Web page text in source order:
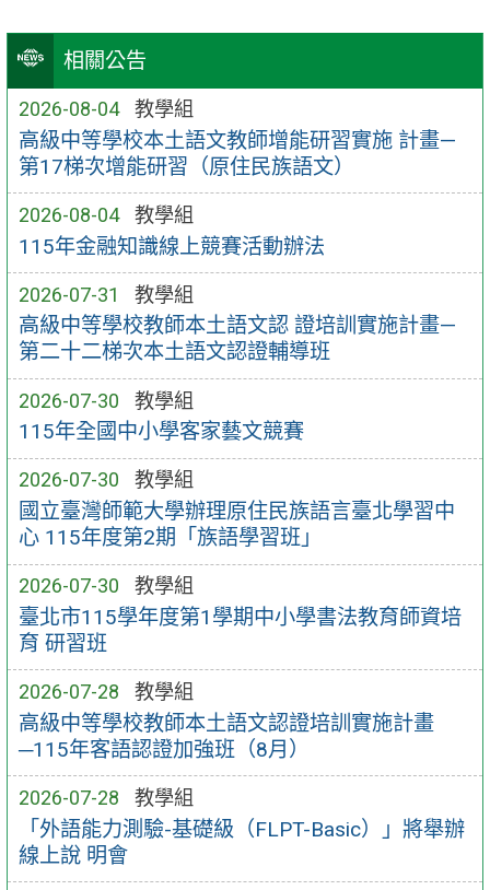
相關公告
2026-08-04 教學組
高級中等學校本土語文教師增能研習實施 計畫—
第17梯次增能研習（原住民族語文）
2026-08-04 教學組
115年金融知識線上競賽活動辦法
2026-07-31 教學組
高級中等學校教師本土語文認 證培訓實施計畫—
第二十二梯次本土語文認證輔導班
2026-07-30 教學組
115年全國中小學客家藝文競賽
2026-07-30 教學組
國立臺灣師範大學辦理原住民族語言臺北學習中
心 115年度第2期「族語學習班」
2026-07-30 教學組
臺北市115學年度第1學期中小學書法教育師資培
育 研習班
2026-07-28 教學組
高級中等學校教師本土語文認證培訓實施計畫
─115年客語認證加強班（8月）
2026-07-28 教學組
「外語能力測驗-基礎級（FLPT-Basic）」將舉辦
線上說 明會